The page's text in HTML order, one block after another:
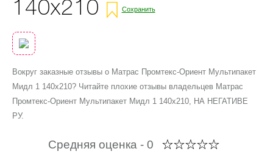
140x210
Сохранить
Вокруг заказные отзывы о Матрас Промтекс-Ориент Мультипакет
Мидл 1 140x210? Читайте плохие отзывы владельцев Матрас
Промтекс-Ориент Мультипакет Мидл 1 140x210, НА НЕГАТИВЕ
РУ.
Средняя оценка - 0